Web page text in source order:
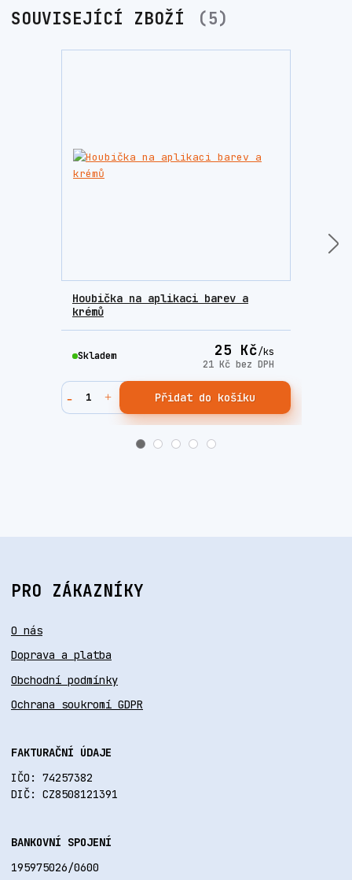
SOUVISEJÍCÍ ZBOŽÍ 5
Houbička na aplikaci barev a
krémů
25 Kč/ks
21 Kč bez DPH
Skladem
Přidat do košíku
PRO ZÁKAZNÍKY
O nás
Doprava a platba
Obchodní podmínky
Ochrana soukromí GDPR
FAKTURAČNÍ ÚDAJE
IČO: 74257382
DIČ: CZ8508121391
BANKOVNÍ SPOJENÍ
195975026/0600